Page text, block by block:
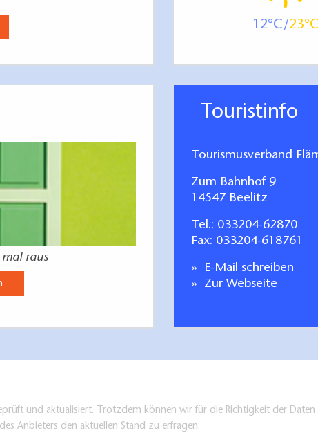
12 23
mal raus
Touristinfo
Tourismusverband
Zum Bahnhof 9
14547 Beelitz
Tel.: 033204-62870
Fax: 033204-618761
E-Mail schreiben
Zur Webseite
und aktualisiert. Trotzdem können wir für die Richtigkeit der
Anbieters den aktuellen Stand zu erfragen.